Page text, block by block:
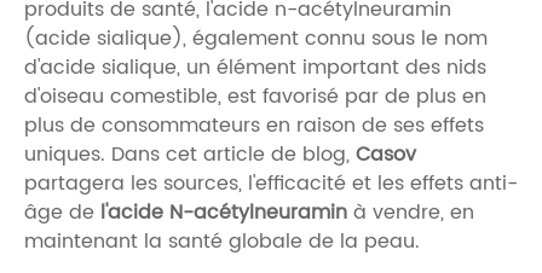
produits de santé, l'acide n-acétylneuramin
(acide sialique), également connu sous le nom
d'acide sialique, un élément important des nids
d'oiseau comestible, est favorisé par de plus en
plus de consommateurs en raison de ses effets
uniques. Dans cet article de blog,Casov
partagera les sources, l'efficacité et les effets anti-
âge de l'acide N-acétylneuraminà vendre, en
maintenant la santé globale de la peau.